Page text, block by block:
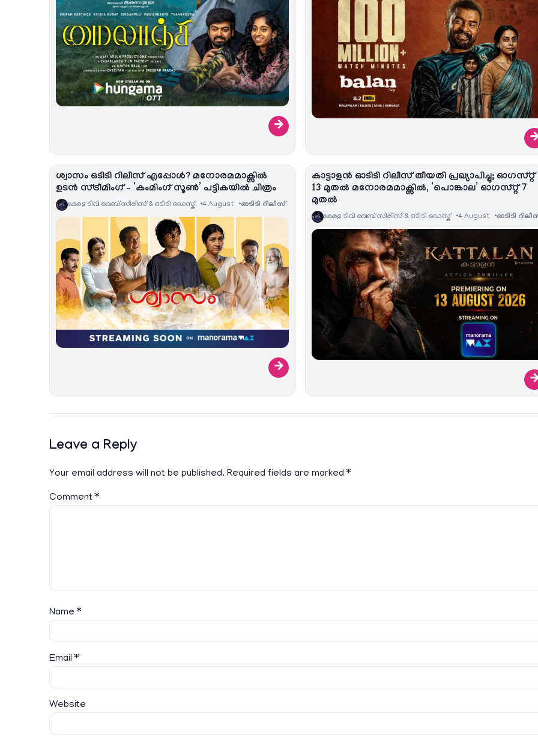
→
ശ്വാസം ഒടിടി റിലീസ് എപ്പോൾ? മനോരമമാക്സിൽ
ഉടൻ സ്ട്രീമിംഗ് – ‘കംമിംഗ് സൂൺ’ പട്ടികയിൽ ചിത്രം
കേരള ടിവി വെബ് സീരീസ് & ഒടിടി ഡെസ്ക് 4 August ഓടിടി റിലീസ്
→
കാട്ടാളൻ ഓടിടി റിലീസ് തീയതി പ്രഖ്യാപിച്ചു; ഓഗസ്റ്റ്
13 മുതൽ മനോരമമാക്സിൽ, ‘പൊങ്കാല’ ഓഗസ്റ്റ് 7
മുതൽ
കേരള ടിവി വെബ് സീരീസ് & ഒടിടി ഡെസ്ക് 4 August ഓടിടി
Leave a Reply
Your email address will not be published. Required fields are marked*
Comment*
Name*
Email*
Website